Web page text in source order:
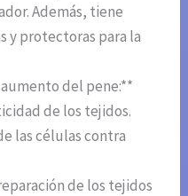
Además, tiene
y protectoras para la
del pene:**
de los tejidos.
las células contra
de los tejidos